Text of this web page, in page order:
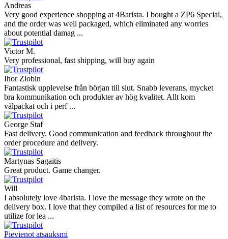
Andreas
Very good experience shopping at 4Barista. I bought a ZP6 Special,
and the order was well packaged, which eliminated any worries
about potential damag ...
Victor M.
Very professional, fast shipping, will buy again
Ihor Zlobin
Fantastisk upplevelse från början till slut. Snabb leverans, mycket
bra kommunikation och produkter av hög kvalitet. Allt kom
välpackat och i perf ...
George Staf
Fast delivery. Good communication and feedback throughout the
order procedure and delivery.
Martynas Sagaitis
Great product. Game changer.
Will
I absolutely love 4barista. I love the message they wrote on the
delivery box. I love that they compiled a list of resources for me to
utilize for lea ...
Pievienot atsauksmi